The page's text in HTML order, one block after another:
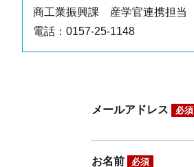
商工業振興課 産学官連携担当
電話：0157-25-1148
メールアドレス 必須
お名前 必須